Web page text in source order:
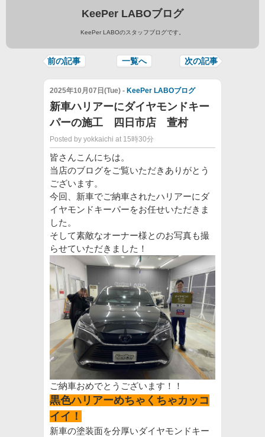
KeePer LABOブログ
KeePer LABOのスタッフブログです。
前の記事 一覧へ 次の記事
2025年10月07日(Tue) - KeePer LABOブログ
新車ハリアーにダイヤモンドキー
パーの施工 四日市店 萱村
Posted by yokkaichi at 15時30分
皆さんこんにちは。
当店のブログをご覧いただきありがとう
ございます。
今回、新車でご納車されたハリアーにダ
イヤモンドキーパーをお任せいただきま
した。
そして素敵なオーナー様とのお写真も撮
らせていただきました！
ご納車おめでとうございます！！
黒色ハリアーめちゃくちゃカッコ
イイ！
新車の塗装面を分厚いダイヤモンドキー